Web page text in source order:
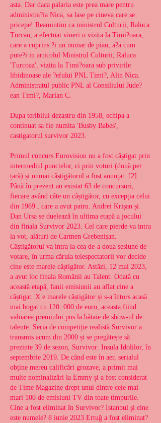
asta. Dar daca palaria este prea mare pentru
administra?ia Nica, sa lase pe cineva care se
pricepe! Reamintim ca ministrul Culturii, Raluca
Turcan, a efectuat vineri o vizita la Timi?oara,
care a cuprins ?i un numar de pian, a?a cum
pute?i in articolul Ministrul Culturii, Raluca
'Turcoaz', vizita la Timi?oara sub privirile
libidinoase ale ?efului PNL Timi?, Alin Nica.
Administratul public PNL al Consiliului Jude?
ean Timi?, Marian C.
Dupa teribilul dezastru din 1958, echipa a
continuat sa fie numita 'Busby Babes',
castigatorul survivor 2023.
Primul concurs Eurovision nu a fost câștigat prin
intermediul punctelor, ci prin voturi (două per
țară) și numai câștigătorul a fost anunțat. [2]
Până în prezent au existat 63 de concursuri,
fiecare având câte un câștigător, cu excepția celui
din 1969 , care a avut patru. Andrei Krișan și
Dan Ursa se duelează în ultima etapă a jocului
din finala Survivor 2023. Cel care pierde va intra
la vot, alături de Carmen Grebenișan.
Câștigătorul va intra la cea de-a doua sesiune de
votare, în urma căruia telespectatorii vor decide
cine este marele câștigător. Astăzi, 12 mai 2023,
a avut loc finala Românii au Talent. Odată cu
această etapă, fanii emisiunii au aflat cine a
câștigat. X e marele câștigător și s-a întors acasă
mai bogat cu 120. 000 de euro, aceasta fiind
valoarea premiului pus la bătaie de show-ul de
talente. Seria de competiție realistă Survivor a
transmis acum din 2000 și se pregătește să
prezinte 39 de sezon, Survivor: Insula Idolilor, în
septembrie 2019. De când este în aer, serialul
obține mereu calificări grozave, a primit mai
multe nominalizări la Emmy și a fost considerat
de Time Magazine drept unul dintre cele mai
mari 100 de emisiuni TV din toate timpurile.
Cine a fost eliminat în Survivor? Istanbul și cine
este numele? 8 iunie 2023 Ertuğ a fost eliminat?